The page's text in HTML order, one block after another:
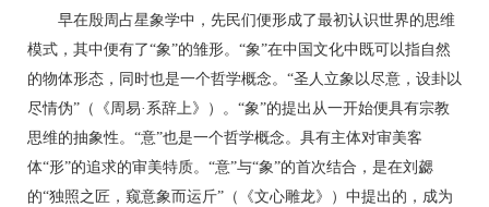
早在殷周占星象学中，先民们便形成了最初认识世界的思维
模式，其中便有了“象”的雏形。“象”在中国文化中既可以指自然
的物体形态，同时也是一个哲学概念。“圣人立象以尽意，设卦以
尽情伪”（《周易·系辞上》）。“象”的提出从一开始便具有宗教
思维的抽象性。“意”也是一个哲学概念。具有主体对审美客
体“形”的追求的审美特质。“意”与“象”的首次结合，是在刘勰
的“独照之匠，窥意象而运斤”（《文心雕龙》）中提出的，成为